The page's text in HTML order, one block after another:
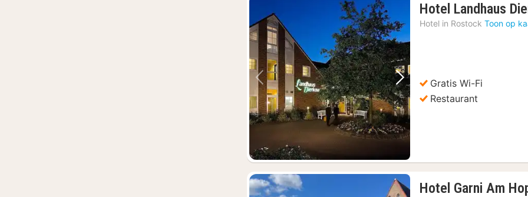
Vorige foto Volgende foto
Hotel Landhaus
Hotel in Rostock Toon op
Gratis Wi-Fi
Restaurant
Hotel Garni Am